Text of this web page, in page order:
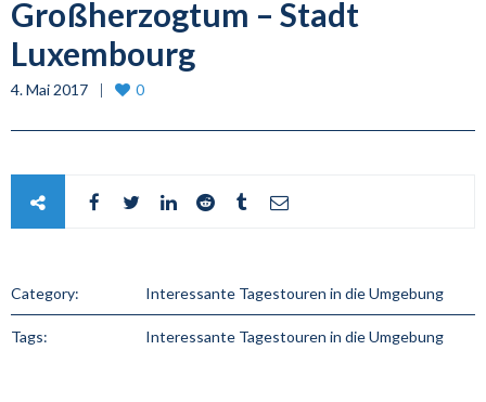
Großherzogtum – Stadt
Luxembourg
4. Mai 2017 0
Category: Interessante Tagestouren in die Umgebung
Tags: Interessante Tagestouren in die Umgebung